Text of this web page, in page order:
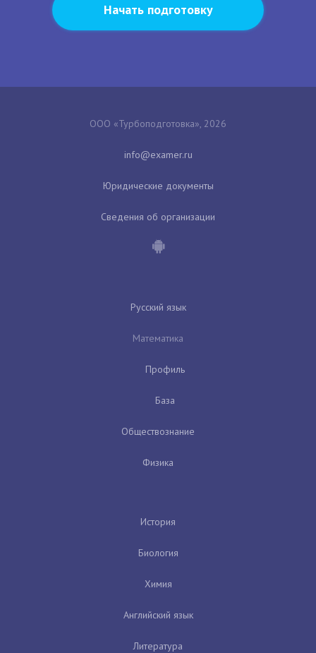
Начать подготовку
ООО «Турбоподготовка», 2026
Юридические документы
Сведения об организации
Русский язык
Математика
Профиль
База
Обществознание
Физика
История
Биология
Химия
Английский язык
Литература